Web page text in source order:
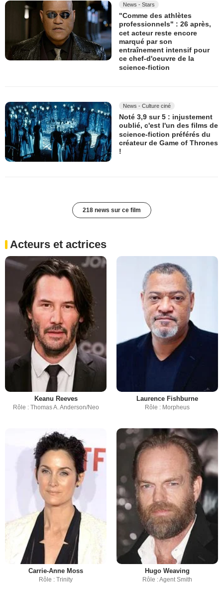
News - Stars
"Comme des athlètes
professionnels" : 26 après,
cet acteur reste encore
marqué par son
entraînement intensif pour
ce chef-d'oeuvre de la
science-fiction
News - Culture ciné
Noté 3,9 sur 5 : injustement
oublié, c'est l'un des films de
science-fiction préférés du
créateur de Game of Thrones
!
218 news sur ce film
Acteurs et actrices
Keanu Reeves
Rôle : Thomas A. Anderson/Neo
Laurence Fishburne
Rôle : Morpheus
Carrie-Anne Moss
Rôle : Trinity
Hugo Weaving
Rôle : Agent Smith